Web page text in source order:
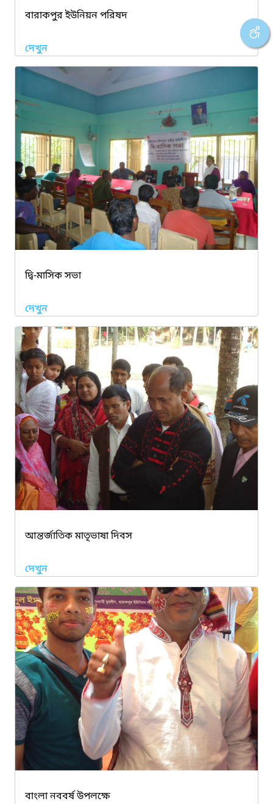
বারাকপুর ইউনিয়ন পরিষদ
দেখুন
দ্বি-মাসিক সভা
দেখুন
আন্তর্জাতিক মাতৃভাষা দিবস
দেখুন
বাংলা নববর্ষ উপলক্ষে